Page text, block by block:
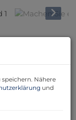
von
auch eine
Nähere
und